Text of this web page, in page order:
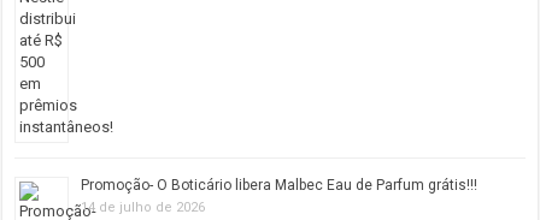
Promoção- O Boticário libera Malbec Eau de Parfum grátis!!!
14 de julho de 2026